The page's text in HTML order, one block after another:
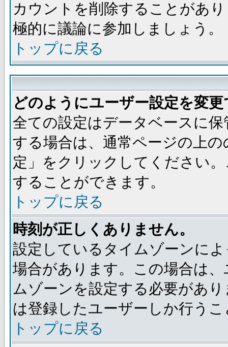
カウントを削除することがあ
極的に議論に参加しましょう。
トップに戻る
どのようにユーザー設定を変
全ての設定はデータベースに
する場合は、通常ページの上
定」をクリックしてください
することができます。
トップに戻る
時刻が正しくありません。
設定しているタイムゾーンに
場合があります。この場合は
ムゾーンを設定する必要があ
は登録したユーザーしか行う
トップに戻る